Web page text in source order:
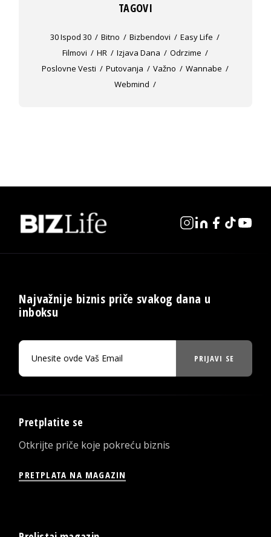
TAGOVI
30 Ispod 30 Bitno Bizbendovi
Easy Life
Filmovi
HR Izjava Dana
Odrzime
Poslovne Vesti
Putovanja Važno
Wannabe
Webmind
Najvažnije biznis priče svakog dana u
inboksu
PRIJAVI SE
Pretplatite se
Otkrijte priče koje pokreću biznis
PRETPLATA NA MAGAZIN